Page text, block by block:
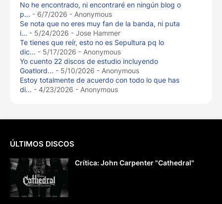
No he encontrado, ni encontraré en ningún blog o
p... - 6/7/2026 - Anonymous
Se nota que no eres muy fan de la banda, ni puta
i... - 5/24/2026 - Jose Hammer
Te tienes que reír, esto no es Sepultura pq lo
dic... - 5/17/2026 - Anonymous
Yo cuento 22 discos de estudio incluyendo
Goatlord... - 5/10/2026 - Anonymous
Estoy totalmente de acuerdo con todo lo que has
di... - 4/23/2026 - Anonymous
ÚLTIMOS DISCOS
Crítica: John Carpenter "Cathedral"